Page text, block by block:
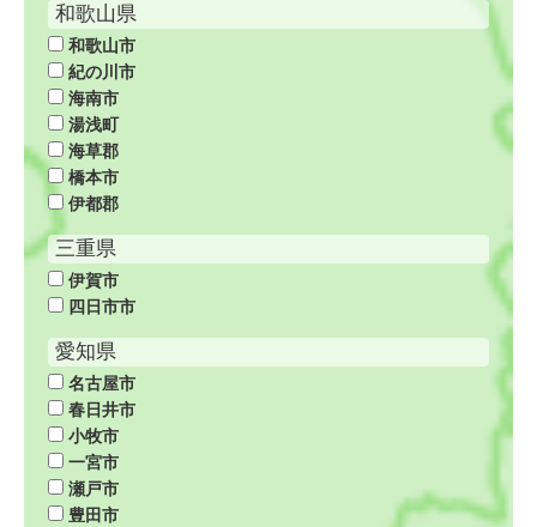
和歌山県
和歌山市
紀の川市
海南市
湯浅町
海草郡
橋本市
伊都郡
三重県
伊賀市
四日市市
愛知県
名古屋市
春日井市
小牧市
一宮市
瀬戸市
豊田市